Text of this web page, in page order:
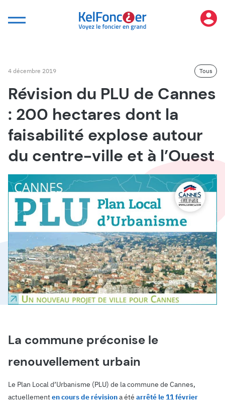
4 décembre 2019 Tous
Révision du PLU de Cannes
: 200 hectares dont la
faisabilité explose autour
du centre-ville et à l’Ouest
La commune préconise le
renouvellement urbain
Le Plan Local d’Urbanisme (PLU) de la commune de Cannes,
actuellementen cours de révisiona été arrêté le 11 février